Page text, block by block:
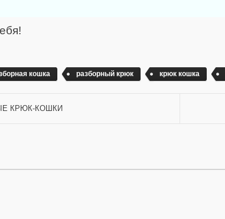
кошка разборный крюк крюк кошка
КРЮК-КОШКИ